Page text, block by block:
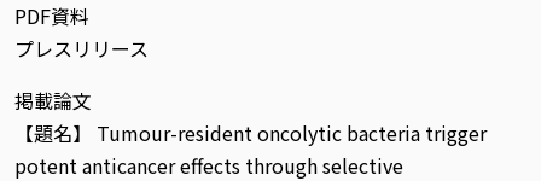
PDF資料
プレスリリース
掲載論文
【題名】 Tumour-resident oncolytic bacteria trigger
potent anticancer effects through selective